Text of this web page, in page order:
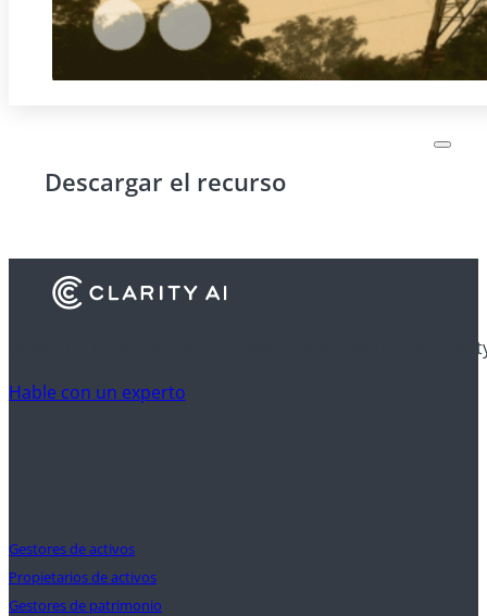
Descargar el recurso
Descubra cómo las instituciones financieras utilizan
Hable con un experto
Gestores de activos
Propietarios de activos
Gestores de patrimonio